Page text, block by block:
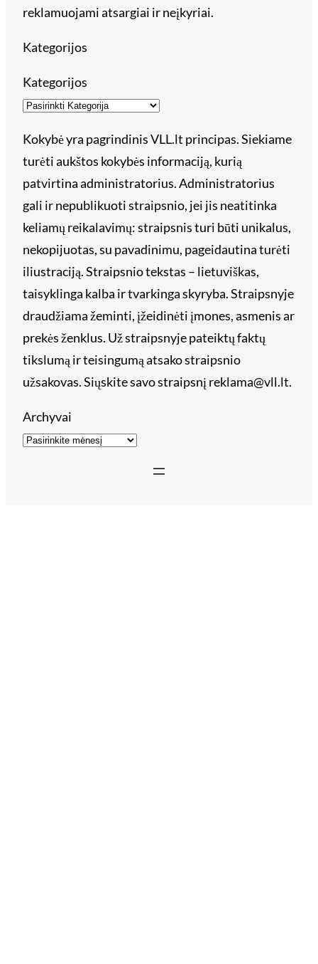
reklamuojami atsargiai ir neįkyriai.
Kategorijos
Kategorijos
Kokybė yra pagrindinis VLL.lt principas. Siekiame
turėti aukštos kokybės informaciją, kurią
patvirtina administratorius. Administratorius
gali ir nepublikuoti straipsnio, jei jis neatitinka
keliamų reikalavimų: straipsnis turi būti unikalus,
nekopijuotas, su pavadinimu, pageidautina turėti
iliustraciją. Straipsnio tekstas – lietuviškas,
taisyklinga kalba ir tvarkinga skyryba. Straipsnyje
draudžiama žeminti, įžeidinėti įmones, asmenis ar
prekės ženklus. Už straipsnyje pateiktų faktų
tikslumą ir teisingumą atsako straipsnio
užsakovas. Siųskite savo straipsnį reklama@vll.lt.
Archyvai